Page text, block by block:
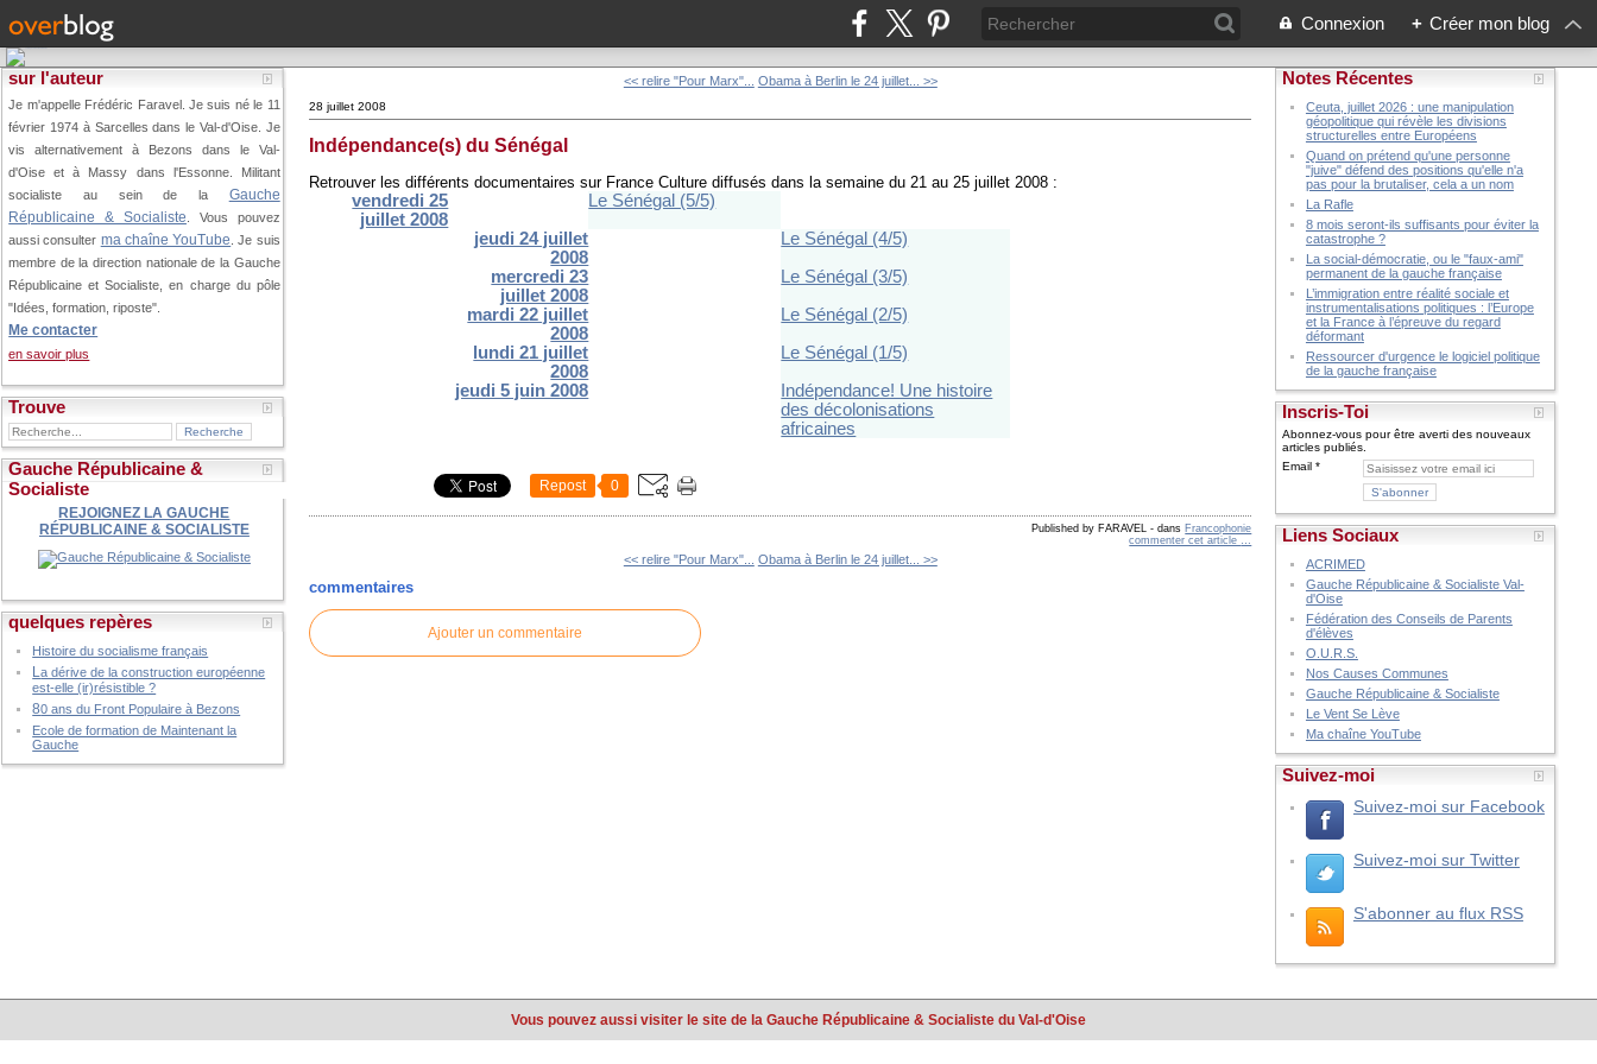
Connexion + Créer mon blog
sur l'auteur
Je m'appelle Frédéric Faravel. Je suis né le 11
février 1974 à Sarcelles dans le Val-d'Oise. Je
vis alternativement à Bezons dans le Val-
d'Oise et à Massy dans l'Essonne. Militant
socialiste au sein de la Gauche
Républicaine & Socialiste . Vous pouvez
aussi consulter ma chaîne YouTube . Je suis
membre de la direction nationale de la Gauche
Républicaine et Socialiste, en charge du pôle
"Idées, formation, riposte".
Me contacter
en savoir plus
Trouve
Gauche Républicaine &
Socialiste
REJOIGNEZ LA GAUCHE
RÉPUBLICAINE & SOCIALISTE
quelques repères
Histoire du socialisme français
La dérive de la construction européenne
est-elle (ir)résistible ?
80 ans du Front Populaire à Bezons
Ecole de formation de Maintenant la
Gauche
<< relire "Pour Marx"... Obama à Berlin le 24 juillet... >>
28 juillet 2008
Indépendance(s) du Sénégal
Retrouver les différents documentaires sur France Culture diffusés dans la semaine du 21 au 25 juillet 2008 :
vendredi 25
juillet 2008
Le Sénégal (5/5)
jeudi 24 juillet
2008
Le Sénégal (4/5)
mercredi 23
juillet 2008
Le Sénégal (3/5)
mardi 22 juillet
2008
Le Sénégal (2/5)
lundi 21 juillet
2008
Le Sénégal (1/5)
jeudi 5 juin 2008
Indépendance! Une histoire
des décolonisations
africaines
Repost 0
Published by FARAVEL - dans Francophonie
commenter cet article
<< relire "Pour Marx"... Obama à Berlin le 24 juillet... >>
commentaires
Ajouter un commentaire
Notes Récentes
Ceuta, juillet 2026 : une manipulation
géopolitique qui révèle les divisions
structurelles entre Européens
Quand on prétend qu'une personne
"juive" défend des positions qu'elle n'a
pas pour la brutaliser, cela a un nom
La Rafle
8 mois seront-ils suffisants pour éviter la
catastrophe ?
La social-démocratie, ou le "faux-ami"
permanent de la gauche française
L’immigration entre réalité sociale et
instrumentalisations politiques : l’Europe
et la France à l’épreuve du regard
déformant
Ressourcer d'urgence le logiciel politique
de la gauche française
Inscris-Toi
Abonnez-vous pour être averti des nouveaux
articles publiés.
Email
Liens Sociaux
ACRIMED
Gauche Républicaine & Socialiste Val-
d'Oise
Fédération des Conseils de Parents
d'élèves
O.U.R.S.
Nos Causes Communes
Gauche Républicaine & Socialiste
Le Vent Se Lève
Ma chaîne YouTube
Suivez-moi
Suivez-moi sur Facebook
Suivez-moi sur Twitter
S'abonner au flux RSS
Vous pouvez aussi visiter le site de la Gauche Républicaine & Socialiste du Val-d'Oise